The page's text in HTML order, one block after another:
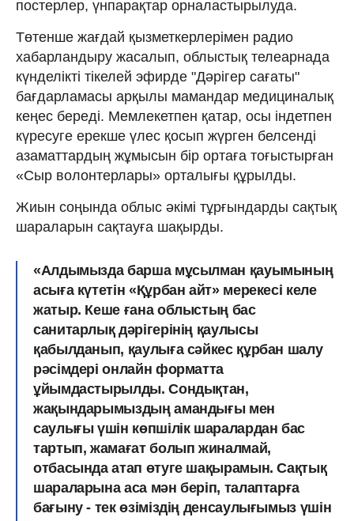
постерлер, үнпарақтар орналастырылуда.
Төтенше жағдай қызметкерлерімен радио
хабарландыру жасалып, облыстық телеарнада
күнделікті тікелей эфирде "Дәрігер сағаты"
бағдарламасы арқылы мамандар медициналық
кеңес береді. Мемлекетпен қатар, осы індетпен
күресуге ерекше үлес қосып жүрген белсенді
азаматтардың жұмысын бір ортаға тоғыстырған
«Сыр волонтерлары» орталығы құрылды.
Жиын соңында облыс әкімі тұрғындарды сақтық
шараларын сақтауға шақырды.
«Алдымызда барша мұсылман қауымының
асыға күтетін «Құрбан айт» мерекесі келе
жатыр. Кеше ғана облыстың бас
санитарлық дәрігерінің қаулысы
қабылданып, қаулыға сәйкес құрбан шалу
рәсімдері онлайн форматта
ұйымдастырылды. Сондықтан,
жақындарымыздың амандығы мен
саулығы үшін көпшілік шаралардан бас
тартып, жамағат болып жиналмай,
отбасында атап өтуге шақырамын. Сақтық
шараларына аса мән беріп, талаптарға
бағыну - тек өзіміздің денсаулығымыз үшін